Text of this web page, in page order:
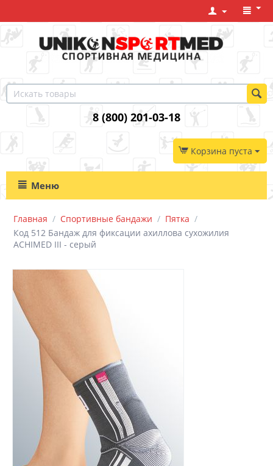
8 (800) 201-03-18
Корзина пуста
Меню
Главная / Спортивные бандажи / Пятка /
Код 512 Бандаж для фиксации ахиллова сухожилия
ACHIMED III - серый